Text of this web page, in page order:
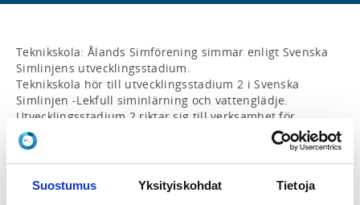
Suostumus Yksityiskohdat Tietoja
Teknikskola: Ålands Simförening simmar enligt Svenska
Simlinjens utvecklingsstadium.
Teknikskola hör till utvecklingsstadium 2 i Svenska
Simlinjen -Lekfull siminlärning och vattenglädje.
Utvecklingsstadium 2 riktar sig till verksamhet för
barn, som genom målrelaterade lekar utifrån barnets
egna förutsättningar lär sig de elementära grunderna i
de fyra simsätten med slutmålet att bli simkunnig.
Verksamheten innehåller roliga, utmanande och
progressiva övningar, både i vatten och på land.